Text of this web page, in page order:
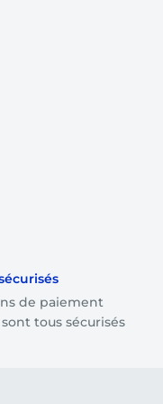
de paiement
tous sécurisés